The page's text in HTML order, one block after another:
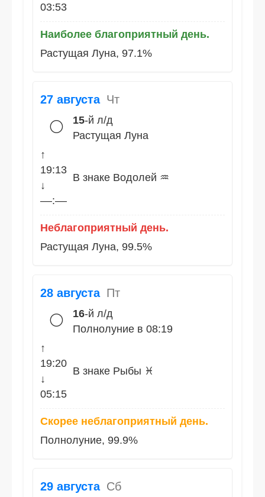
03:53
Наиболее благоприятный день.
Растущая Луна, 97.1%
27 августа Чт
🌕 15-й л/д
Растущая Луна
↑
19:13
↓
––:––
В знаке Водолей ♒
Неблагоприятный день.
Растущая Луна, 99.5%
28 августа Пт
🌕 16-й л/д
Полнолуние в 08:19
↑
19:20
↓
05:15
В знаке Рыбы ♓
Скорее неблагоприятный день.
Полнолуние, 99.9%
29 августа Сб